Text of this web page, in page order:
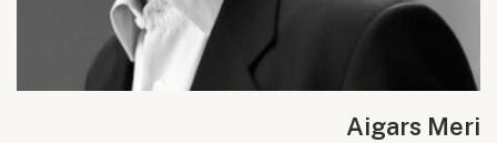
Aigars Meri